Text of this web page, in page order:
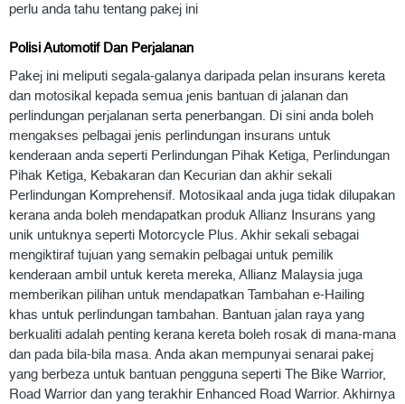
perlu anda tahu tentang pakej ini
Polisi Automotif Dan Perjalanan
Pakej ini meliputi segala-galanya daripada pelan insurans kereta
dan motosikal kepada semua jenis bantuan di jalanan dan
perlindungan perjalanan serta penerbangan. Di sini anda boleh
mengakses pelbagai jenis perlindungan insurans untuk
kenderaan anda seperti Perlindungan Pihak Ketiga, Perlindungan
Pihak Ketiga, Kebakaran dan Kecurian dan akhir sekali
Perlindungan Komprehensif. Motosikaal anda juga tidak dilupakan
kerana anda boleh mendapatkan produk Allianz Insurans yang
unik untuknya seperti Motorcycle Plus. Akhir sekali sebagai
mengiktiraf tujuan yang semakin pelbagai untuk pemilik
kenderaan ambil untuk kereta mereka, Allianz Malaysia juga
memberikan pilihan untuk mendapatkan Tambahan e-Hailing
khas untuk perlindungan tambahan. Bantuan jalan raya yang
berkualiti adalah penting kerana kereta boleh rosak di mana-mana
dan pada bila-bila masa. Anda akan mempunyai senarai pakej
yang berbeza untuk bantuan pengguna seperti The Bike Warrior,
Road Warrior dan yang terakhir Enhanced Road Warrior. Akhirnya